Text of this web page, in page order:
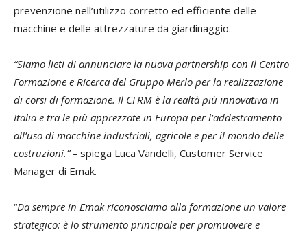
prevenzione nell’utilizzo corretto ed efficiente delle
macchine e delle attrezzature da giardinaggio.
“Siamo lieti di annunciare la nuova partnership con il Centro
Formazione e Ricerca del Gruppo Merlo per la realizzazione
di corsi di formazione. Il CFRM è la realtà più innovativa in
Italia e tra le più apprezzate in Europa per l’addestramento
all’uso di macchine industriali, agricole e per il mondo delle
costruzioni.” – spiega Luca Vandelli, Customer Service
Manager di Emak.
“Da sempre in Emak riconosciamo alla formazione un valore
strategico: è lo strumento principale per promuovere e